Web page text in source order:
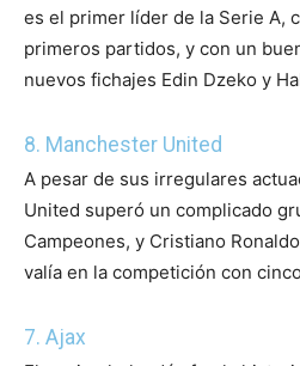
es el primer líder de la Serie A,
primeros partidos, y con un
nuevos fichajes Edin Dzeko y
8. Manchester United
A pesar de sus irregulares
United superó un complicado
Campeones, y Cristiano
valía en la competición con
7. Ajax